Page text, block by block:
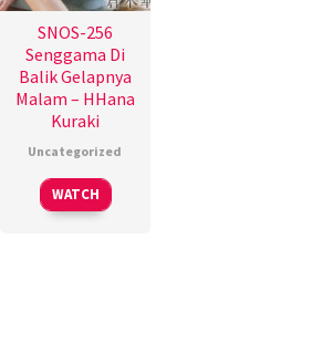
SNOS-256
Senggama Di
Balik Gelapnya
Malam – HHana
Kuraki
Uncategorized
WATCH